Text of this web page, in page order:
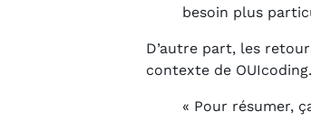
besoin plus
D’autre part, les
contexte de OUIcoding.
« Pour résumer,